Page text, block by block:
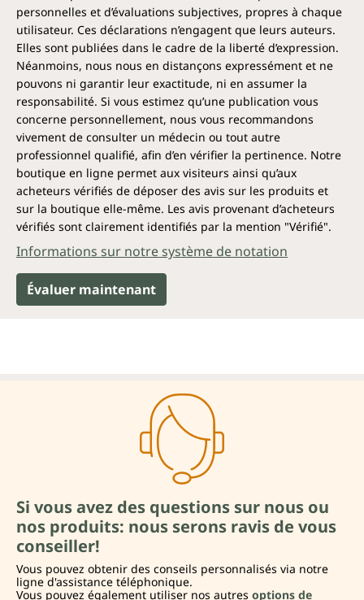
personnelles et d’évaluations subjectives, propres à chaque
utilisateur. Ces déclarations n’engagent que leurs auteurs.
Elles sont publiées dans le cadre de la liberté d’expression.
Néanmoins, nous nous en distançons expressément et ne
pouvons ni garantir leur exactitude, ni en assumer la
responsabilité. Si vous estimez qu’une publication vous
concerne personnellement, nous vous recommandons
vivement de consulter un médecin ou tout autre
professionnel qualifié, afin d’en vérifier la pertinence. Notre
boutique en ligne permet aux visiteurs ainsi qu’aux
acheteurs vérifiés de déposer des avis sur les produits et
sur la boutique elle-même. Les avis provenant d’acheteurs
vérifiés sont clairement identifiés par la mention "Vérifié".
Informations sur notre système de notation
Évaluer maintenant
Si vous avez des questions sur nous ou
nos produits: nous serons ravis de vous
conseiller!
Vous pouvez obtenir des conseils personnalisés via notre
ligne d'assistance téléphonique.
Vous pouvez également utiliser nos autres options de